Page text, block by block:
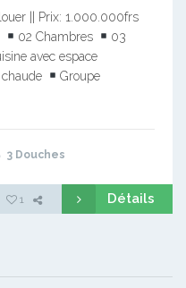
|| Prix: 1.000.000frs
02 Chambres
03
avec espace
chaude
Groupe
3 Douches
1 Détails